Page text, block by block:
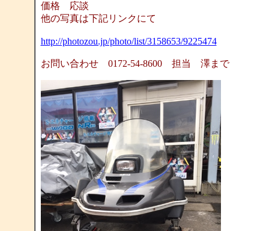
価格 応談
他の写真は下記リンクにて
http://photozou.jp/photo/list/3158653/9225474
お問い合わせ 0172-54-8600 担当 澤まで